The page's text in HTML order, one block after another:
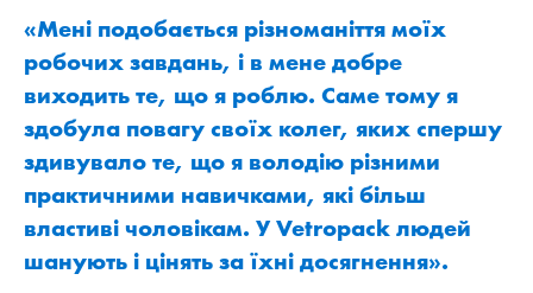
«Мені подобається різноманіття моїх
робочих завдань, і в мене добре
виходить те, що я роблю. Саме тому я
здобула повагу своїх колег, яких спершу
здивувало те, що я володію різними
практичними навичками, які більш
властиві чоловікам. У Vetropack людей
шанують і цінять за їхні досягнення».